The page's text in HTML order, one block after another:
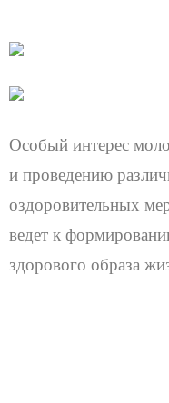
Особый интерес
и проведению
оздоровительных
ведет к
здорового образа